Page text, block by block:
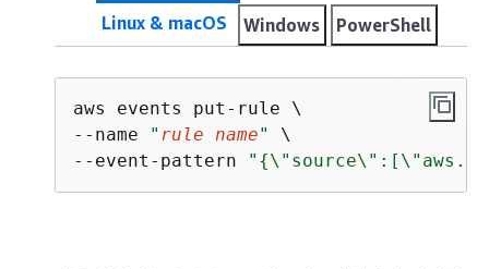
Linux & macOS Windows PowerShell
aws events put-rule \
--name
" rule name"
\
--event-pattern
" {\"source\":[\"aws.